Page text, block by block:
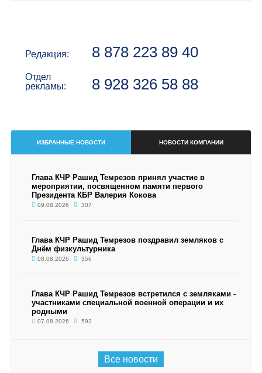
Редакция: 8 878 223 89 40
Отдел
рекламы:
8 928 326 58 88
ИЗБРАННЫЕ НОВОСТИ НОВОСТИ КОМПАНИИ
Глава КЧР Рашид Темрезов принял участие в
мероприятии, посвященном памяти первого
Президента КБР Валерия Кокова
09.08.2026 307
Глава КЧР Рашид Темрезов поздравил земляков с
Днём физкультурника
08.08.2026 356
Глава КЧР Рашид Темрезов встретился с земляками -
участниками специальной военной операции и их
родными
07.08.2026 592
Все новости